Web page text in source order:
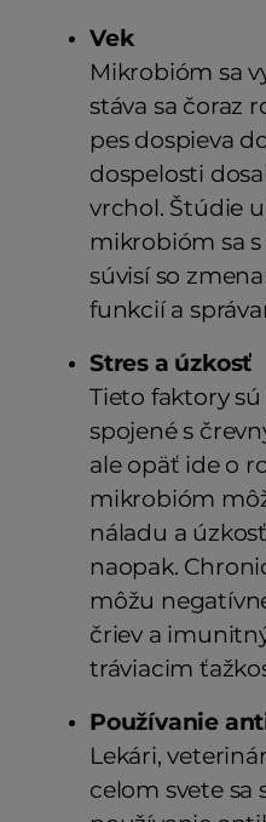
Vek
Mikrobióm sa
stáva sa čoraz
pes dospieva
dospelosti
vrchol. Štúdie
mikrobióm sa
súvisí so
funkcií a
Stres a úzkosť
Tieto faktory
spojené s
ale opäť ide o
mikrobióm
náladu a
naopak.
môžu
čriev a
tráviacim
Používanie
Lekári,
celom svete sa